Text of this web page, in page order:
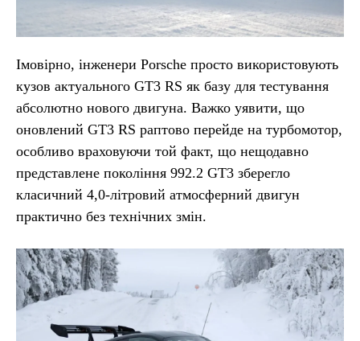
Імовірно, інженери Porsche просто використовують
кузов актуального GT3 RS як базу для тестування
абсолютно нового двигуна. Важко уявити, що
оновлений GT3 RS раптово перейде на турбомотор,
особливо враховуючи той факт, що нещодавно
представлене покоління 992.2 GT3 зберегло
класичний 4,0-літровий атмосферний двигун
практично без технічних змін.